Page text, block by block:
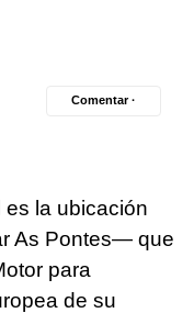
Comentar ·
es la ubicación
As Pontes— que
para
de su